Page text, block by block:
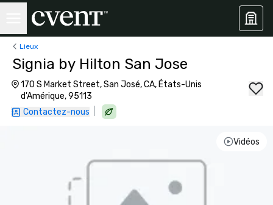
Lieux
Signia by Hilton San Jose
170 S Market Street, San José, CA, États-Unis
d'Amérique, 95113
Contactez-nous
Vidéos